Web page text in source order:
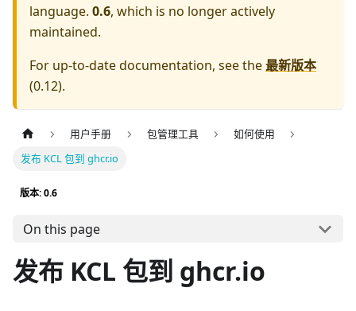
language. 0.6, which is no longer actively
maintained.
For up-to-date documentation, see the最新版本
(0.12).
用户手册 包管理工具
如何使用
发布 KCL 包到 ghcr.io
版本: 0.6
On this page
发布 KCL 包到 ghcr.io